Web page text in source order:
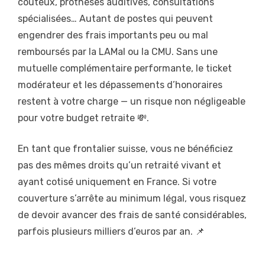
spécialisées… Autant de postes qui peuvent
engendrer des frais importants peu ou mal
remboursés par la LAMal ou la CMU. Sans une
mutuelle complémentaire performante, le ticket
modérateur et les dépassements d’honoraires
restent à votre charge — un risque non négligeable
pour votre budget retraite 💸.
En tant que frontalier suisse, vous ne bénéficiez
pas des mêmes droits qu’un retraité vivant et
ayant cotisé uniquement en France. Si votre
couverture s’arrête au minimum légal, vous risquez
de devoir avancer des frais de santé considérables,
parfois plusieurs milliers d’euros par an. 📌